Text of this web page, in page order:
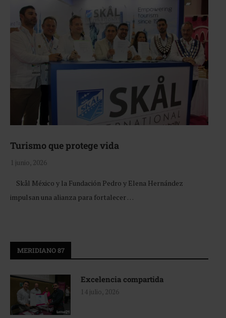
Turismo que protege vida
1 junio, 2026
Skål México y la Fundación Pedro y Elena Hernández
impulsan una alianza para fortalecer …
MERIDIANO 87
Excelencia compartida
14 julio, 2026